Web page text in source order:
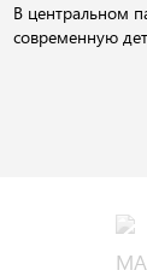
В центральном
современную